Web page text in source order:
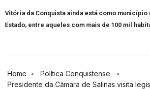
Vitória da Conquista ainda está como município
Estado, entre aqueles com mais de 100 mil
Home
Política Conquistense
Presidente da Câmara de Salinas visita